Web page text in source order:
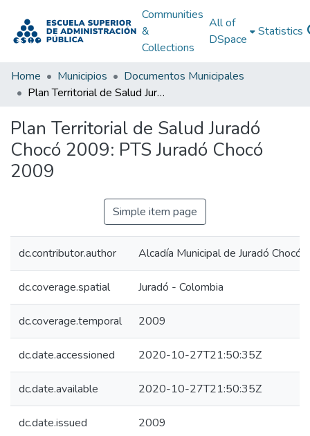
Communities
&
Collections
All of
DSpace
Statistics
Home Municipios
Documentos Municipales
Plan Territorial de Salud Juradó Chocó 2009: PTS Juradó Chocó 2009
Plan Territorial de Salud Juradó
Chocó 2009: PTS Juradó Chocó
2009
Simple item page
dc.contributor.author Alcadía Municipal de Juradó Chocó
dc.coverage.spatial Juradó - Colombia
dc.coverage.temporal 2009
dc.date.accessioned 2020-10-27T21:50:35Z
dc.date.available 2020-10-27T21:50:35Z
dc.date.issued 2009